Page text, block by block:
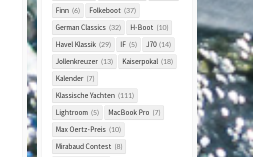
Finn (6) Folkeboot (37)
German Classics (32) H-Boot (10)
Havel Klassik (29) IF (5) J70 (14)
Jollenkreuzer (13) Kaiserpokal (18)
Kalender (7)
Klassische Yachten (111)
Lightroom (5) MacBook Pro (7)
Max Oertz-Preis (10)
Mirabaud Contest (8)